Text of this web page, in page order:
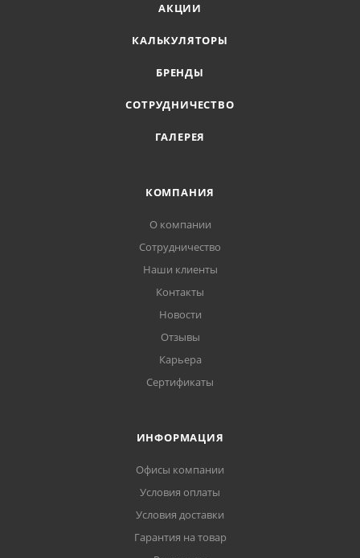
АКЦИИ
КАЛЬКУЛЯТОРЫ
БРЕНДЫ
СОТРУДНИЧЕСТВО
ГАЛЕРЕЯ
КОМПАНИЯ
О компании
Сотрудничество
Наши клиенты
Контакты
Новости
Отзывы
Карьера
Сертификаты
ИНФОРМАЦИЯ
Офисы компании
Условия оплаты
Условия доставки
Гарантия на товар